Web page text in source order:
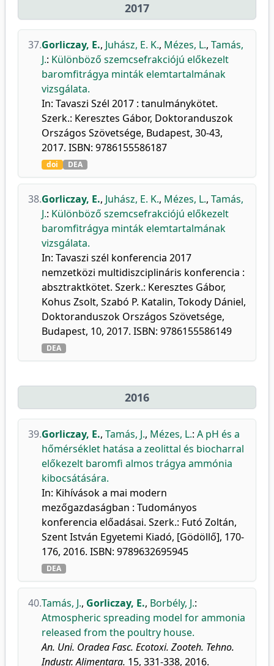
2017
37.Gorliczay, E., Juhász, E. K., Mézes, L., Tamás,
J.: Különböző szemcsefrakciójú előkezelt
baromfitrágya minták elemtartalmának
vizsgálata.
In: Tavaszi Szél 2017 : tanulmánykötet.
Szerk.: Keresztes Gábor, Doktoranduszok
Országos Szövetsége, Budapest, 30-43,
2017. ISBN: 9786155586187
doi DEA
38.Gorliczay, E., Juhász, E. K., Mézes, L., Tamás,
J.: Különböző szemcsefrakciójú előkezelt
baromfitrágya minták elemtartalmának
vizsgálata.
In: Tavaszi szél konferencia 2017
nemzetközi multidiszciplináris konferencia :
absztraktkötet. Szerk.: Keresztes Gábor,
Kohus Zsolt, Szabó P. Katalin, Tokody Dániel,
Doktoranduszok Országos Szövetsége,
Budapest, 10, 2017. ISBN: 9786155586149
DEA
2016
39.Gorliczay, E., Tamás, J., Mézes, L.: A pH és a
hőmérséklet hatása a zeolittal és biocharral
előkezelt baromfi almos trágya ammónia
kibocsátására.
In: Kihívások a mai modern
mezőgazdaságban : Tudományos
konferencia előadásai. Szerk.: Futó Zoltán,
Szent István Egyetemi Kiadó, [Gödöllő], 170-
176, 2016. ISBN: 9789632695945
DEA
40.Tamás, J., Gorliczay, E., Borbély, J.:
Atmospheric spreading model for ammonia
released from the poultry house.
An. Uni. Oradea Fasc. Ecotoxi. Zooteh. Tehno.
Industr. Alimentara. 15, 331-338, 2016.